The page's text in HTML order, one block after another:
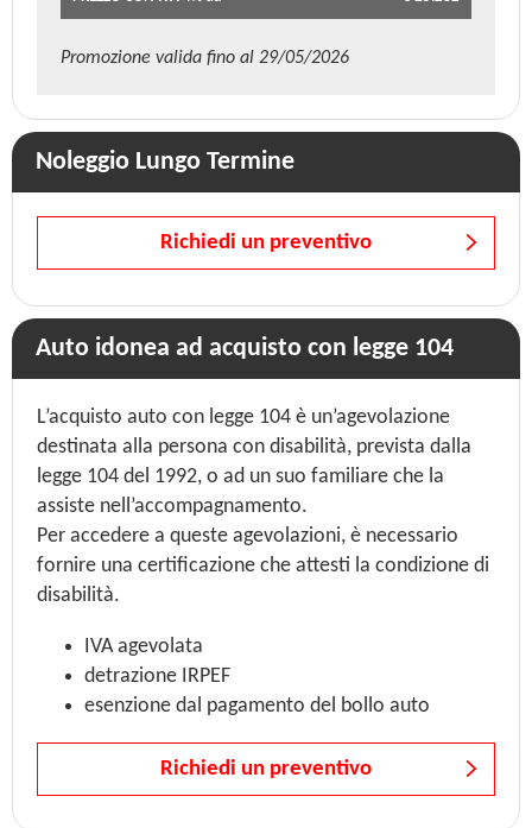
Promozione valida fino al 29/05/2026
Noleggio Lungo Termine
Richiedi un preventivo
Auto idonea ad acquisto con legge 104
L’acquisto auto con legge 104 è un’agevolazione
destinata alla persona con disabilità, prevista dalla
legge 104 del 1992, o ad un suo familiare che la
assiste nell’accompagnamento.
Per accedere a queste agevolazioni, è necessario
fornire una certificazione che attesti la condizione di
disabilità.
IVA agevolata
detrazione IRPEF
esenzione dal pagamento del bollo auto
Richiedi un preventivo